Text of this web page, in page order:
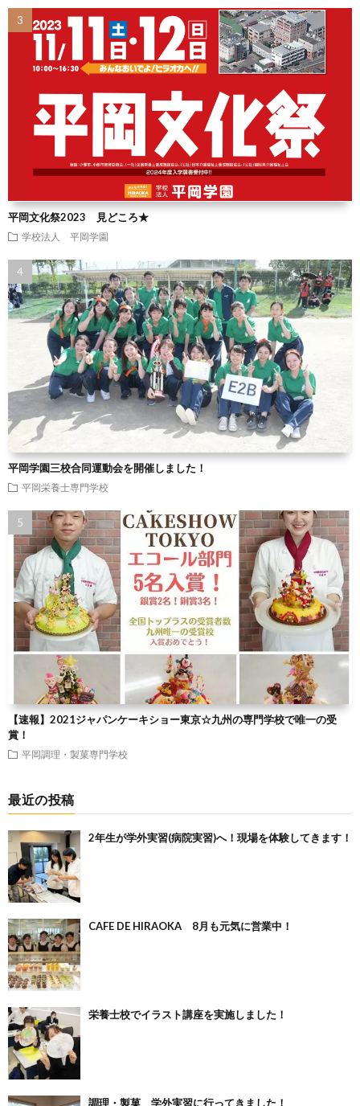
平岡文化祭2023 見どころ★
学校法人 平岡学園
平岡学園三校合同運動会を開催しました！
平岡栄養士専門学校
【速報】2021ジャパンケーキショー東京☆九州の専門学校で唯一の受
賞！
平岡調理・製菓専門学校
最近の投稿
2年生が学外実習(病院実習)へ！現場を体験してきます！
CAFE DE HIRAOKA 8月も元気に営業中！
栄養士校でイラスト講座を実施しました！
調理・製菓 学外実習に行ってきました！